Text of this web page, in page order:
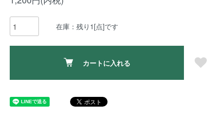
在庫：残り1[点]です
カートに入れる